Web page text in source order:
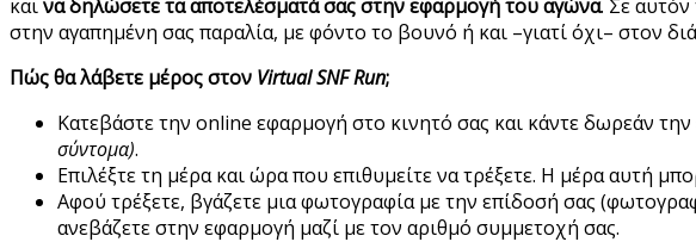
καινα δηλώσετε τα αποτελέσματά σας στην εφαρμογή του αγώνα. Σε
στην αγαπημένη σας παραλία, με φόντο το βουνό ή και –γιατί όχι– στον
Πώς θα λάβετε μέρος στον Virtual SNF Run;
Κατεβάστε την online εφαρμογή στο κινητό σας και κάντε δωρεάν
σύντομα).
Επιλέξτε τη μέρα και ώρα που επιθυμείτε να τρέξετε. Η μέρα αυτή
Αφού τρέξετε, βγάζετε μια φωτογραφία με την επίδοσή σας
ανεβάζετε στην εφαρμογή μαζί με τον αριθμό συμμετοχή σας.